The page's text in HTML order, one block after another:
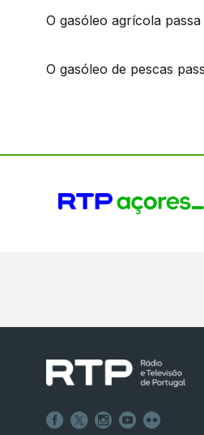
O gasóleo agrícola
O gasóleo de pescas